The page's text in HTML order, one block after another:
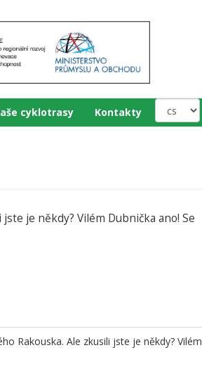
cyklotrasy
Kontakty
je někdy? Vilém Dubnička ano! Se
Rakouska. Ale zkusili jste je někdy? Vilém